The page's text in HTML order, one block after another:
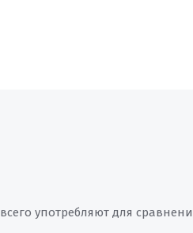
употребляют для